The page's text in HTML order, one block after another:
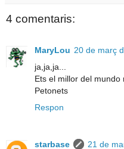
4 comentaris:
MaryLou 20 de març
ja,ja,ja...
Ets el millor del mundo
Petonets
Respon
starbase
21 de